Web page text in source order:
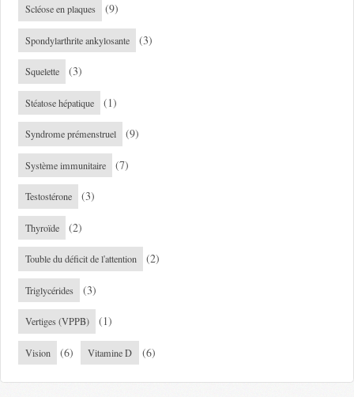
Scléose en plaques (9)
Spondylarthrite ankylosante (3)
Squelette (3)
Stéatose hépatique (1)
Syndrome prémenstruel (9)
Système immunitaire (7)
Testostérone (3)
Thyroïde (2)
Touble du déficit de l'attention (2)
Triglycérides (3)
Vertiges (VPPB) (1)
Vision (6) Vitamine D (6)